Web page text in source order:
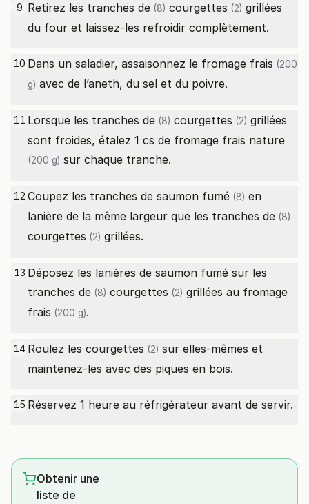
9 Retirez les tranches de (8) courgettes (2) grillées
du four et laissez-les refroidir complètement.
10 Dans un saladier, assaisonnez le fromage frais (200
g) avec de l’aneth, du sel et du poivre.
11 Lorsque les tranches de (8) courgettes (2) grillées
sont froides, étalez 1 cs de fromage frais nature
(200 g) sur chaque tranche.
12 Coupez les tranches de saumon fumé (8) en
lanière de la même largeur que les tranches de (8)
courgettes (2) grillées.
13 Déposez les lanières de saumon fumé sur les
tranches de (8) courgettes (2) grillées au fromage
frais (200 g).
14 Roulez les courgettes (2) sur elles-mêmes et
maintenez-les avec des piques en bois.
15 Réservez 1 heure au réfrigérateur avant de servir.
Obtenir une
liste de